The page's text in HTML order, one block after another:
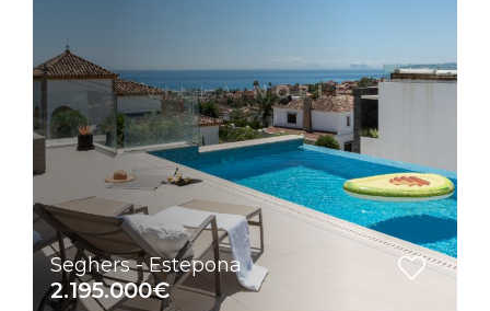
Seghers - Estepona
2.195.000€